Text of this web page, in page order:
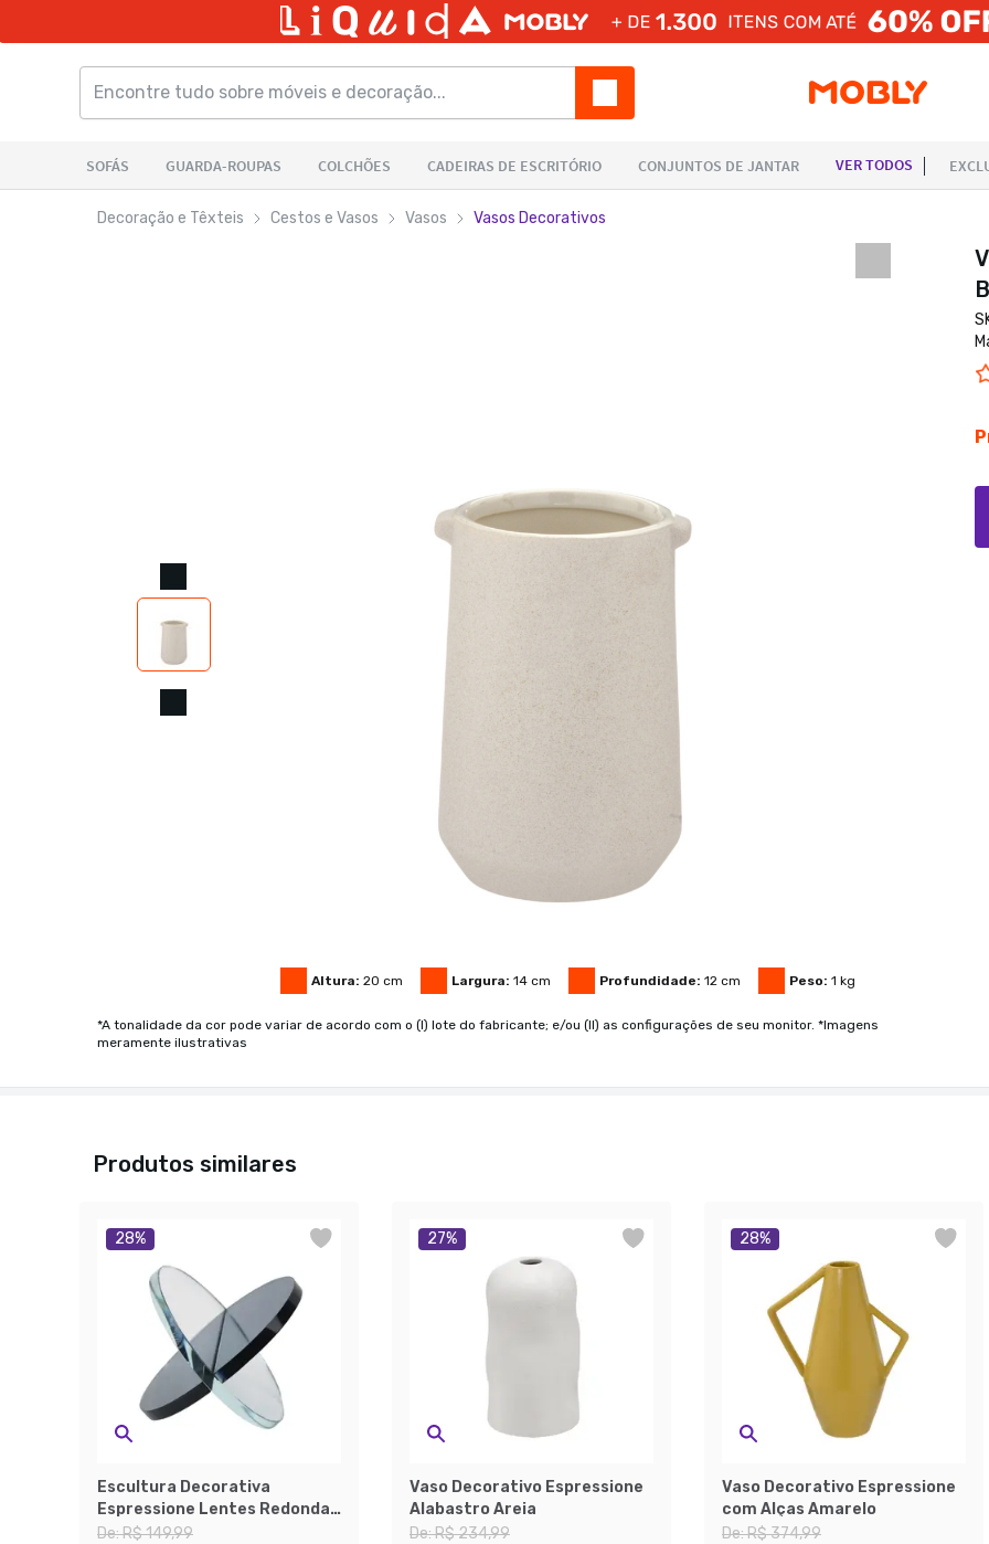
Decoração e Têxteis Cestos e Vasos Vasos Vasos Decorativos
Altura: 20 cm Largura: 14 cm Profundidade: 12 cm Peso: 1 kg
*A tonalidade da cor pode variar de acordo com o (I) lote do fabricante; e/ou (II) as configurações de seu monitor. *Imagens
meramente ilustrativas
Produtos similares
28%
Escultura Decorativa
Espressione Lentes Redondas
Âmbar
De:R$ 149,99
27%
Vaso Decorativo Espressione
Alabastro Areia
De:R$ 234,99
28%
Vaso Decorativo Espressione
com Alças Amarelo
De:R$ 374,99